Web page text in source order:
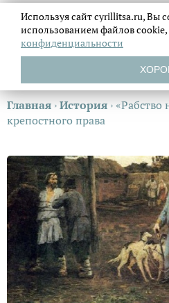
Главная ›История ›«Рабство
крепостного права
Используя сайт cyrillitsa.ru, Вы
использованием файлов
конфиденциальности